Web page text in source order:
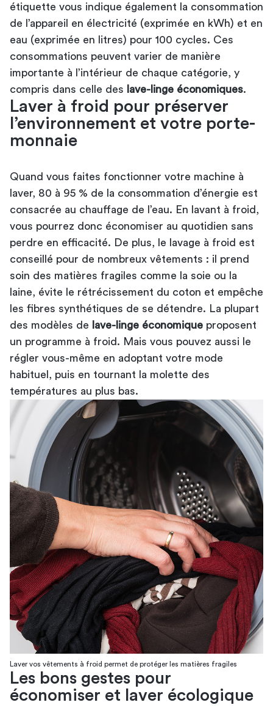
Laver vos vêtements à froid permet de protéger les matières fragiles
étiquette vous indique également la consommation
de l’appareil en électricité (exprimée en kWh) et en
eau (exprimée en litres) pour 100 cycles. Ces
consommations peuvent varier de manière
importante à l’intérieur de chaque catégorie, y
compris dans celle des
lave-linge économiques.
Laver à froid pour préserver
l’environnement et votre porte-
monnaie
Quand vous faites fonctionner votre machine à
laver, 80 à 95 % de la consommation d’énergie est
consacrée au chauffage de l’eau. En lavant à froid,
vous pourrez donc économiser au quotidien sans
perdre en efficacité. De plus, le lavage à froid est
conseillé pour de nombreux vêtements : il prend
soin des matières fragiles comme la soie ou la
laine, évite le rétrécissement du coton et empêche
les fibres synthétiques de se détendre. La plupart
des modèles de
lave-linge économique proposent
un programme à froid. Mais vous pouvez aussi le
régler vous-même en adoptant votre mode
habituel, puis en tournant la molette des
températures au plus bas.
Les bons gestes pour
économiser et laver écologique